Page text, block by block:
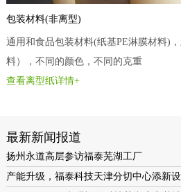
包装材料(非离型)
通用和食品包装材料(纸基PE淋膜材料)
料），不同的颜色，不同的克重
查看离型纸详情+
最新新闻报道
扬州永道高层参访福泰芜湖工厂
产能升级，福泰科技天津分切中心添新